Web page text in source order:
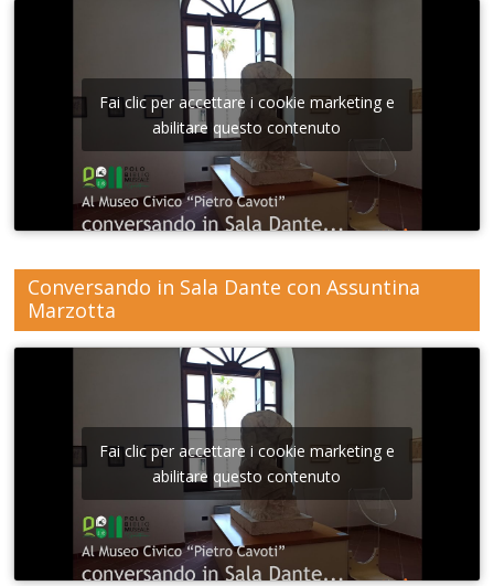
Fai clic per accettare i cookie marketing e
abilitare questo contenuto
Conversando in Sala Dante con Assuntina
Marzotta
Fai clic per accettare i cookie marketing e
abilitare questo contenuto